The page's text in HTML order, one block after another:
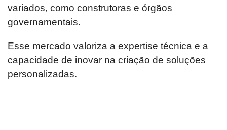
variados, como construtoras e órgãos
governamentais.
Esse mercado valoriza a expertise técnica e a
capacidade de inovar na criação de soluções
personalizadas.